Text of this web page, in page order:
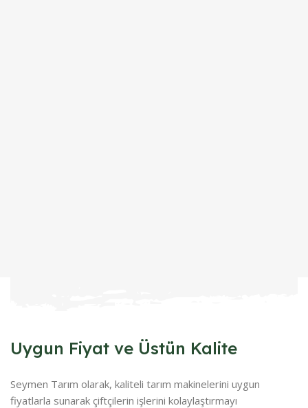
Uygun Fiyat ve Üstün Kalite
Seymen Tarım olarak, kaliteli tarım makinelerini uygun
fiyatlarla sunarak çiftçilerin işlerini kolaylaştırmayı